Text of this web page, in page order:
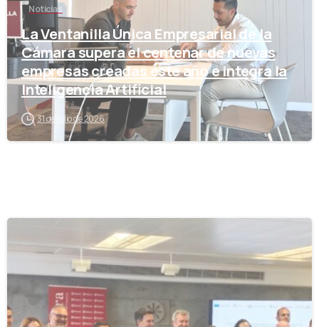
Noticias
La Ventanilla Única Empresarial de la
Cámara supera el centenar de nuevas
empresas creadas este año e integra la
Inteligencia Artificial
31 de julio de 2026